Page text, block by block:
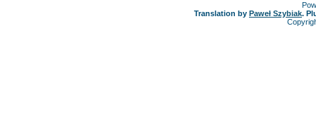
Translation by Paweł Szybiak.